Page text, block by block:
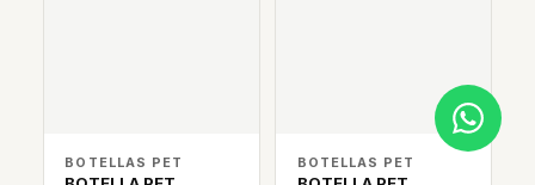
BOTELLAS PET BOTELLAS PET